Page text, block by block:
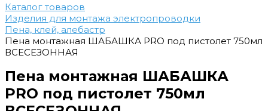
Каталог товаров
Изделия для монтажа электропроводки
Пена, клей, алебастр
Пена монтажная ШАБАШКА PRO под пистолет 750мл
ВСЕСЕЗОННАЯ
Пена монтажная ШАБАШКА
PRO под пистолет 750мл